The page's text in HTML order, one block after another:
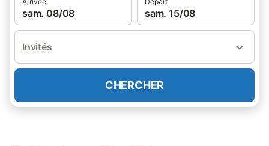
sam. 08/08 sam. 15/08
Invités
CHERCHER